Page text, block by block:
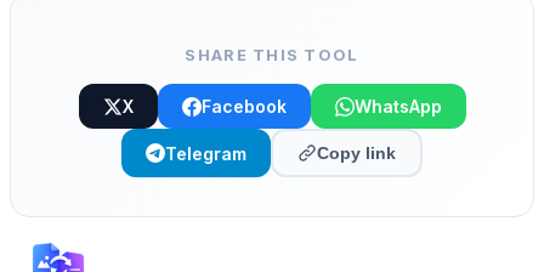
SHARE THIS TOOL
X Facebook WhatsApp
Telegram Copy link